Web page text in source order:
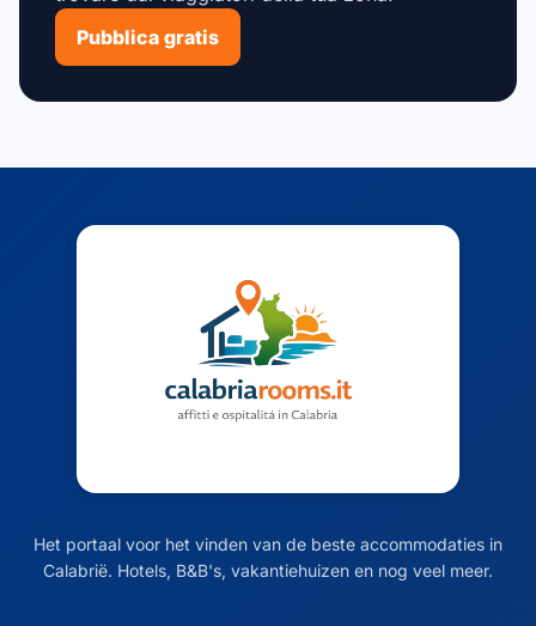
Pubblica gratis
Het portaal voor het vinden van de beste accommodaties in
Calabrië. Hotels, B&B's, vakantiehuizen en nog veel meer.